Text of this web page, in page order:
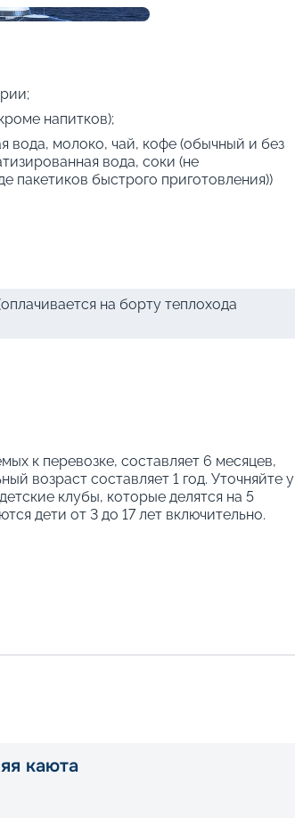
напитков);
вода, молоко, чай, кофе (обычный и без
вода, соки (не
пакетиков быстрого приготовления))
на борту теплохода
к перевозке, составляет 6 месяцев,
возраст составляет 1 год. Уточняйте у
клубы, которые делятся на 5
дети от 3 до 17 лет включительно.
каюта